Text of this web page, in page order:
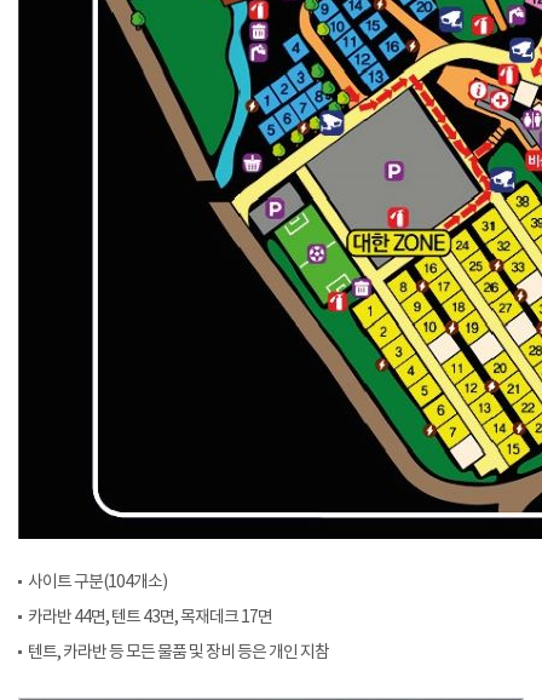
사이트 구분(104개소)
카라반 44면, 텐트 43면, 목재데크 17면
텐트, 카라반 등 모든 물품 및 장비 등은 개인 지참